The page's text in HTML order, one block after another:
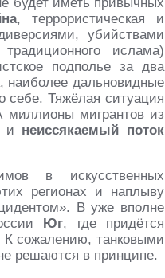
, террористическая и
убийствами
ислама)
подполье за два
наиболее дальновидные
себе. Тяжёлая ситуация
миллионы мигрантов из
и неиссякаемый поток
в искусственных
регионах и наплыву
В уже вполне
Юг, где придётся
К сожалению, танковыми
решаются в принципе.